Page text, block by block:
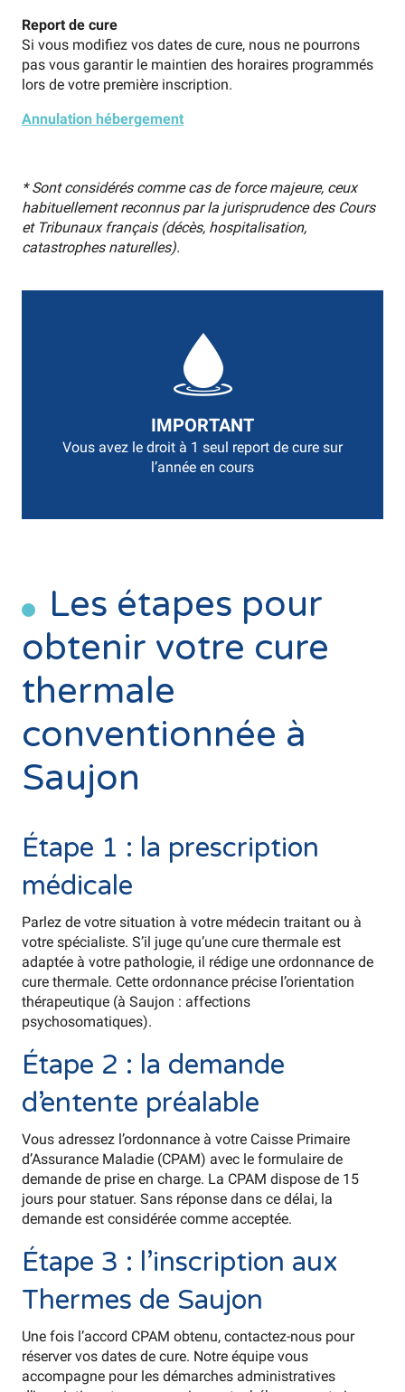
Report de cure
Si vous modifiez vos dates de cure, nous ne pourrons
pas vous garantir le maintien des horaires programmés
lors de votre première inscription.
Annulation hébergement
* Sont considérés comme cas de force majeure, ceux
habituellement reconnus par la jurisprudence des Cours
et Tribunaux français (décès, hospitalisation,
catastrophes naturelles).
IMPORTANT
Vous avez le droit à 1 seul report de cure sur
l’année en cours
Les étapes pour
obtenir votre cure
thermale
conventionnée à
Saujon
Étape 1 : la prescription
médicale
Parlez de votre situation à votre médecin traitant ou à
votre spécialiste. S’il juge qu’une cure thermale est
adaptée à votre pathologie, il rédige une ordonnance de
cure thermale. Cette ordonnance précise l’orientation
thérapeutique (à Saujon : affections
psychosomatiques).
Étape 2 : la demande
d’entente préalable
Vous adressez l’ordonnance à votre Caisse Primaire
d’Assurance Maladie (CPAM) avec le formulaire de
demande de prise en charge. La CPAM dispose de 15
jours pour statuer. Sans réponse dans ce délai, la
demande est considérée comme acceptée.
Étape 3 : l’inscription aux
Thermes de Saujon
Une fois l’accord CPAM obtenu, contactez-nous pour
réserver vos dates de cure. Notre équipe vous
accompagne pour les démarches administratives